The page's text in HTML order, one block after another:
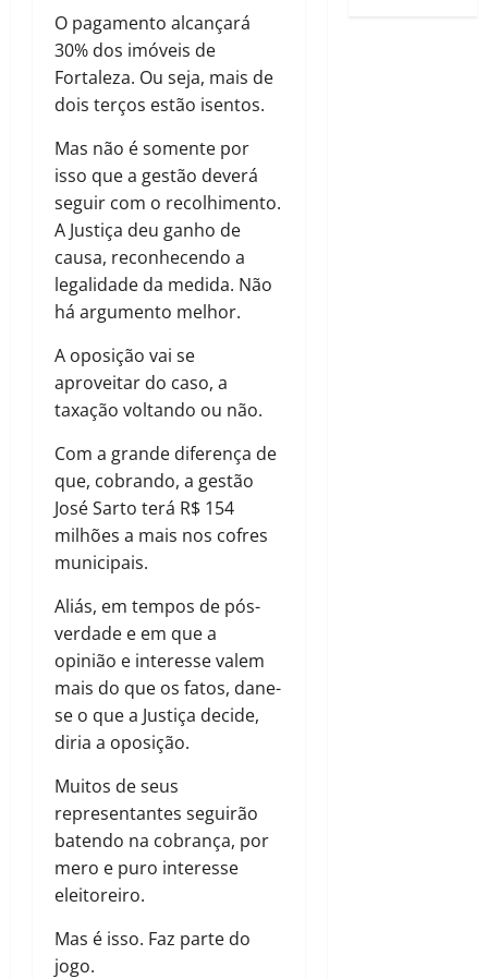
O pagamento alcançará
30% dos imóveis de
Fortaleza. Ou seja, mais de
dois terços estão isentos.
Mas não é somente por
isso que a gestão deverá
seguir com o recolhimento.
A Justiça deu ganho de
causa, reconhecendo a
legalidade da medida. Não
há argumento melhor.
A oposição vai se
aproveitar do caso, a
taxação voltando ou não.
Com a grande diferença de
que, cobrando, a gestão
José Sarto terá R$ 154
milhões a mais nos cofres
municipais.
Aliás, em tempos de pós-
verdade e em que a
opinião e interesse valem
mais do que os fatos, dane-
se o que a Justiça decide,
diria a oposição.
Muitos de seus
representantes seguirão
batendo na cobrança, por
mero e puro interesse
eleitoreiro.
Mas é isso. Faz parte do
jogo.